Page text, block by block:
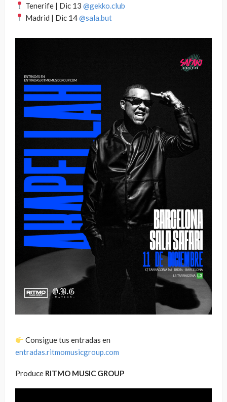
Tenerife | Dic 13@gekko.club
Madrid | Dic 14@sala.but
Consigue tus entradas en
entradas.ritmomusicgroup.com
Produce RITMO MUSIC GROUP